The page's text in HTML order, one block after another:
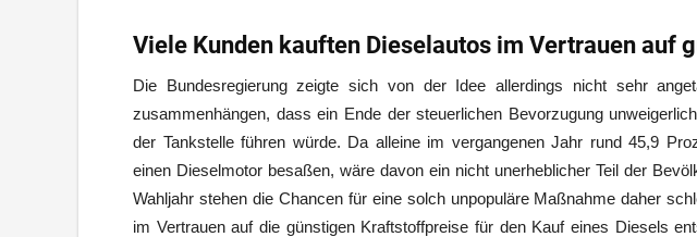
Viele Kunden kauften Dieselautos im Vertrauen auf
Die Bundesregierung zeigte sich von der Idee allerdings nicht sehr
zusammenhängen, dass ein Ende der steuerlichen Bevorzugung
der Tankstelle führen würde. Da alleine im vergangenen Jahr rund 45,9
einen Dieselmotor besaßen, wäre davon ein nicht unerheblicher Teil der
Wahljahr stehen die Chancen für eine solch unpopuläre Maßnahme daher
im Vertrauen auf die günstigen Kraftstoffpreise für den Kauf eines Diesels